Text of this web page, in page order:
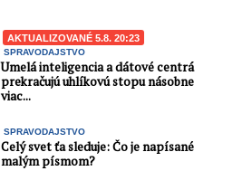
Téme ...
AKTUALIZOVANÉ 5.8. 20:23
SPRAVODAJSTVO
Umelá inteligencia a dátové centrá
prekračujú uhlíkovú stopu násobne
viac...
SPRAVODAJSTVO
Celý svet ťa sleduje: Čo je napísané
malým písmom?